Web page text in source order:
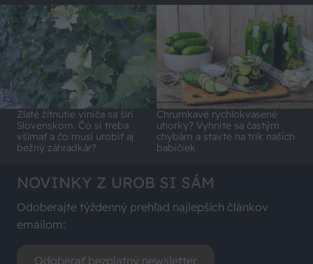
Zlaté žltnutie viniča sa šíri
Slovenskom. Čo si treba
všímať a čo musí urobiť aj
bežný záhradkár?
Chrumkavé rýchlokvasené
uhorky? Vyhnite sa častým
chybám a stavte na trik našich
babičiek
NOVINKY Z UROB SI SÁM
Odoberajte týždenný prehľad najlepších článkov
emailom:
Odoberať bezplatný newsletter